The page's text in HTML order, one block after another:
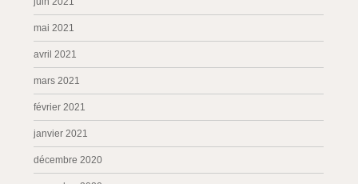
mai 2021
avril 2021
mars 2021
février 2021
janvier 2021
décembre 2020